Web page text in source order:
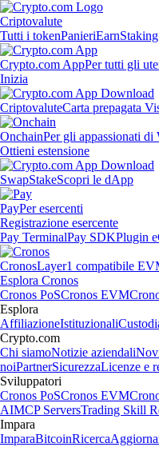
Criptovalute
Tutti i tokenPanieriEarnStaking
Crypto.com AppPer tutti gli
Inizia
CriptovaluteCarta prepagata
OnchainPer gli appassionati di
Ottieni estensione
SwapStakeScopri le dApp
PayPer esercenti
Registrazione esercente
Pay TerminalPay SDKPlugin
CronosLayer1 compatibile
Esplora Cronos
Cronos PoSCronos EVM
Esplora
AffiliazioneIstituzionali
Crypto.com
Chi siamoNotizie aziendali
noiPartnerSicurezzaLicenze e
Sviluppatori
Cronos PoSCronos EVM
AIMCP ServersTrading Skill
Impara
ImparaBitcoinRicerca